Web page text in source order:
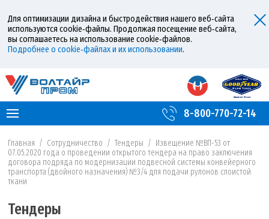
Для оптимизации дизайна и быстродействия нашего веб‑сайта
используются cookie‑файлы. Продолжая посещение веб‑сайта,
вы соглашаетесь на использование cookie‑файлов.
Подробнее о cookie‑файлах и их использовании.
8-800-770-72-14
Главная / Сотрудничество / Тендеры / Извещение №ВП-53 от
07.05.2020 года о проведении открытого тендера на право заключения
договора подряда по модернизации подвесной системы конвейерного
транспорта (двойного назначения) №3/4 для подачи рулонов слоистой
ткани
Тендеры